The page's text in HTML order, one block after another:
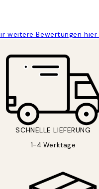
weitere Bewertungen hier
SCHNELLE LIEFERUNG
1-4 Werktage